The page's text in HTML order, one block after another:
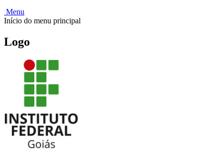
Menu
Início do menu principal
Logo